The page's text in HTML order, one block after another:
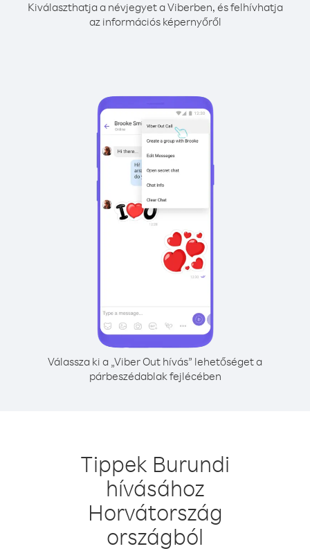
Kiválaszthatja a névjegyet a Viberben, és felhívhatja
az információs képernyőről
Válassza ki a „Viber Out hívás” lehetőséget a
párbeszédablak fejlécében
Tippek Burundi
hívásához
Horvátország
országból